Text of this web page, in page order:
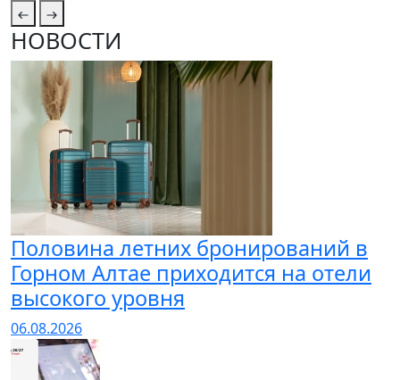
НОВОСТИ
Половина летних бронирований в
Горном Алтае приходится на отели
высокого уровня
06.08.2026